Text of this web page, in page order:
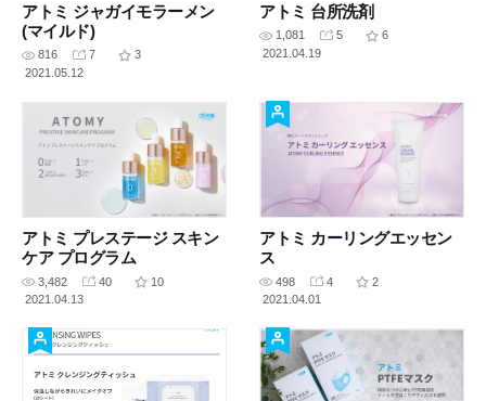
アトミ ジャガイモラーメン
(マイルド)
816 7
3
2021.05.12
アトミ 台所洗剤
1,081 5
6
2021.04.19
アトミ プレステージ スキン
ケア プログラム
3,482 40
10
2021.04.13
アトミ カーリングエッセン
ス
498 4
2
2021.04.01